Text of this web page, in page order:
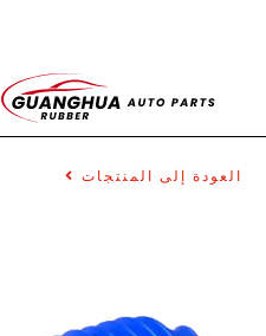
العودة إلى المنتجات